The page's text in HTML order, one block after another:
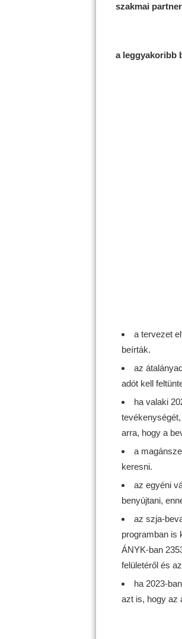
szakmai
a leggyakoribb
a tervezet
beírták.
az
adót kell
ha valaki
arra, hogy a
a
keresni.
az egyéni
benyújtani,
az szja-
programban is
ÁNYK-ban
felületéről és
ha 2023-
azt is, hogy az